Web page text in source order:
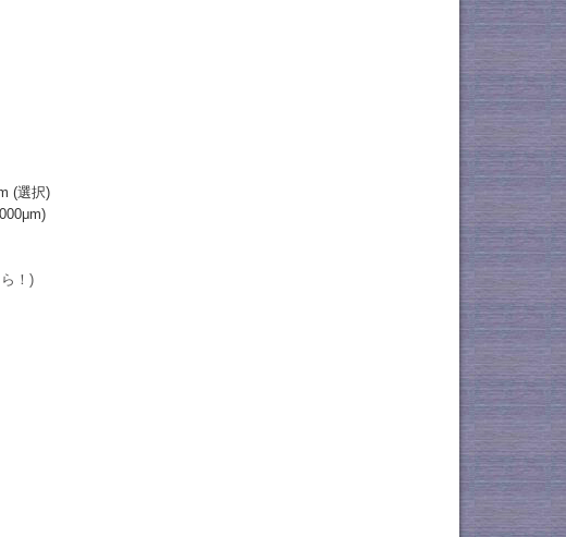
(選択)
！)